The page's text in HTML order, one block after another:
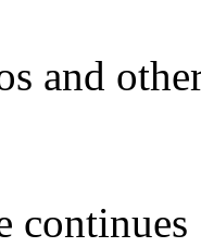
and
continues